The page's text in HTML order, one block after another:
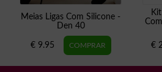
Meias Ligas Com Silicone -
Den 40
€ 9.95
€